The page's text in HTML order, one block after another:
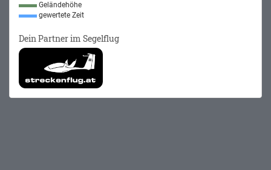
Geländehöhe
gewertete Zeit
Dein Partner im Segelflug